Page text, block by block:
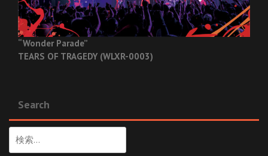
“Wonder Parade”
TEARS OF TRAGEDY (WLXR-0003)
Search
索: